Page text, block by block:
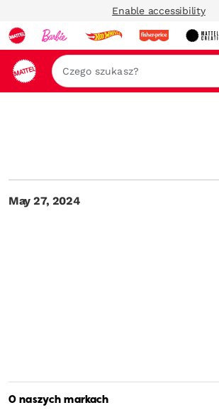
Enable accessibility
May 27, 2024
O naszych markach